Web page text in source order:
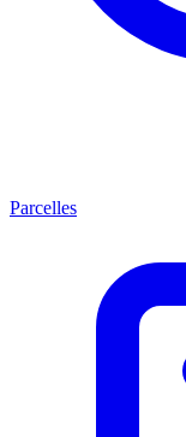
Parcelles